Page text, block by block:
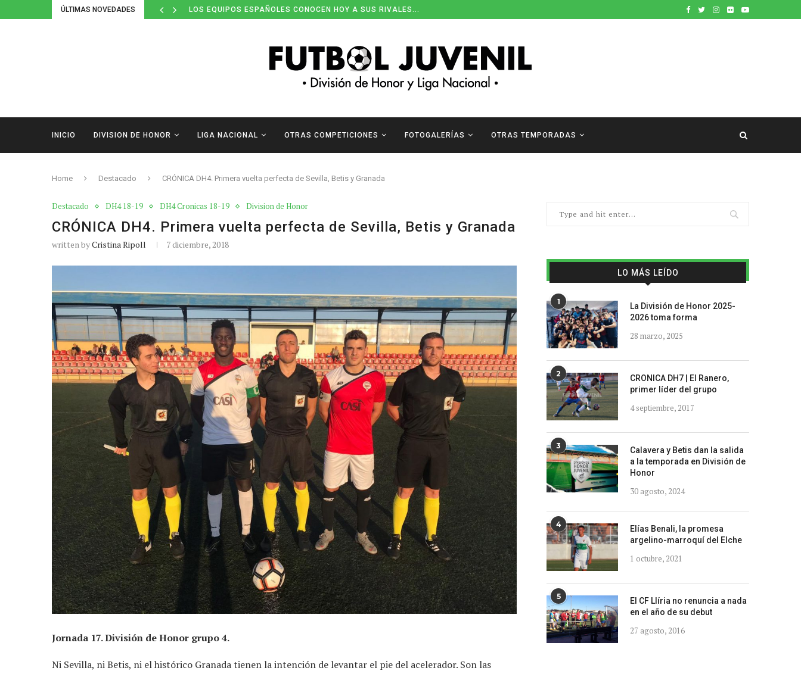
ÚLTIMAS NOVEDADES
DEFINIDOS LOS CALENDARIOS DE DIVISIÓN DE HONOR
INICIO DIVISION DE HONOR LIGA NACIONAL OTRAS COMPETICIONES FOTOGALERÍAS OTRAS TEMPORADAS
Home Destacado CRÓNICA DH4. Primera vuelta perfecta de Sevilla, Betis y Granada
Destacado DH4 18-19 DH4 Cronicas 18-19 Division de Honor
CRÓNICA DH4. Primera vuelta perfecta de Sevilla, Betis y Granada
written byCristina Ripoll 7 diciembre, 2018
Jornada 17. División de Honor grupo 4.
Ni Sevilla, ni Betis, ni el histórico Granada tienen la intención de levantar el pie del acelerador. Son las
LO MÁS LEÍDO
1
La División de Honor 2025-
2026 toma forma
28 marzo, 2025
2
CRONICA DH7 | El Ranero,
primer líder del grupo
4 septiembre, 2017
3
Calavera y Betis dan la salida
a la temporada en División de
Honor
30 agosto, 2024
4
Elías Benali, la promesa
argelino-marroquí del Elche
1 octubre, 2021
5
El CF Llíria no renuncia a nada
en el año de su debut
27 agosto, 2016